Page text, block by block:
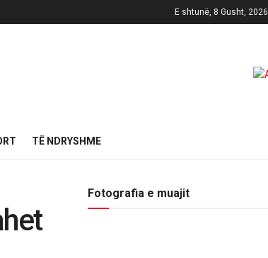
E shtunë, 8 Gusht, 2026
TË NDRYSHME
Fotografia e muajit